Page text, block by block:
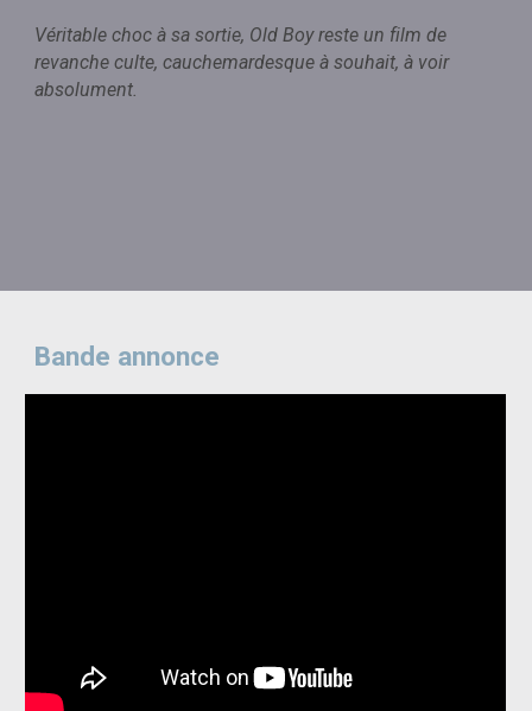
Véritable choc à sa sortie, Old Boy reste un film de
revanche culte, cauchemardesque à souhait, à voir
absolument.
Bande annonce